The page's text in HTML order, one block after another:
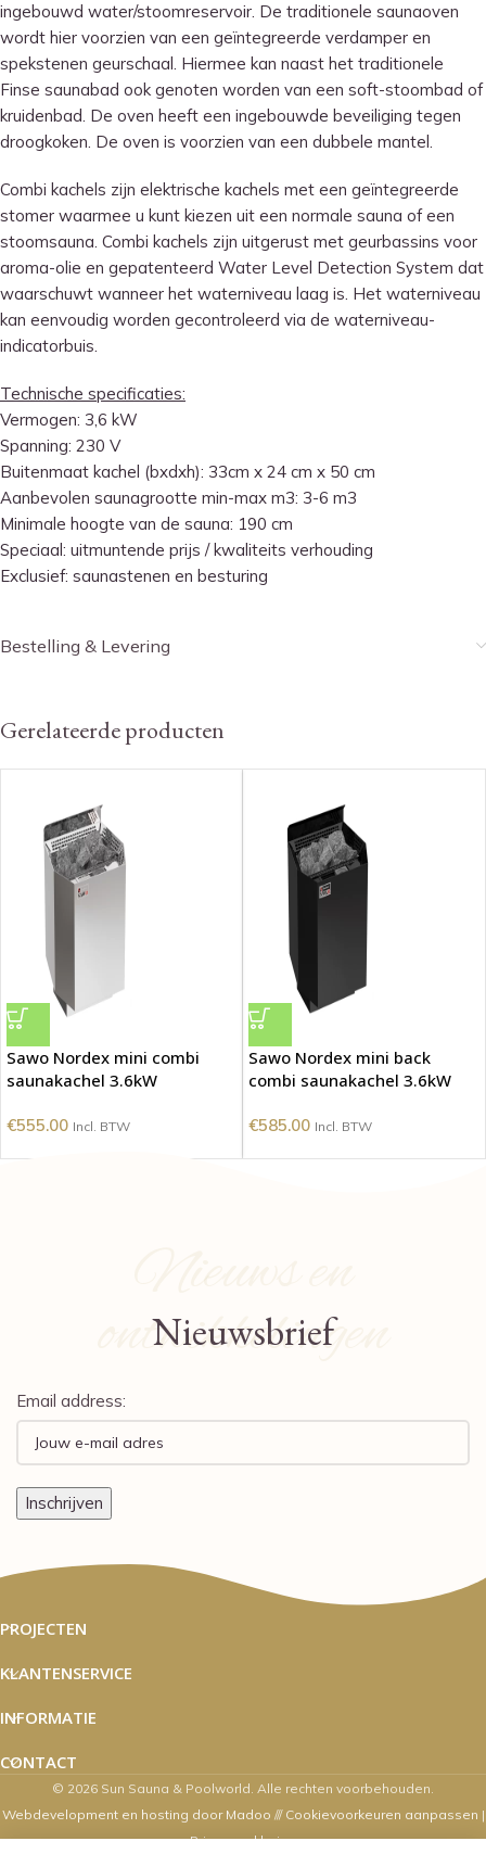
ingebouwd water/stoomreservoir. De traditionele saunaoven
wordt hier voorzien van een geïntegreerde verdamper en
spekstenen geurschaal. Hiermee kan naast het traditionele
Finse saunabad ook genoten worden van een soft-stoombad of
kruidenbad. De oven heeft een ingebouwde beveiliging tegen
droogkoken. De oven is voorzien van een dubbele mantel.
Combi kachels zijn elektrische kachels met een geïntegreerde
stomer waarmee u kunt kiezen uit een normale sauna of een
stoomsauna. Combi kachels zijn uitgerust met geurbassins voor
aroma-olie en gepatenteerd Water Level Detection System dat
waarschuwt wanneer het waterniveau laag is. Het waterniveau
kan eenvoudig worden gecontroleerd via de waterniveau-
indicatorbuis.
Technische specificaties:
Vermogen: 3,6 kW
Spanning: 230 V
Buitenmaat kachel (bxdxh): 33cm x 24 cm x 50 cm
Aanbevolen saunagrootte min-max m3: 3-6 m3
Minimale hoogte van de sauna: 190 cm
Speciaal: uitmuntende prijs / kwaliteits verhouding
Exclusief: saunastenen en besturing
Bestelling & Levering
Gerelateerde producten
Sawo Nordex mini combi
saunakachel 3.6kW
€555.00 Incl. BTW
Sawo Nordex mini back
combi saunakachel 3.6kW
€585.00 Incl. BTW
Nieuws en
ontwikkelingen
Nieuwsbrief
Email address:
PROJECTEN
KLANTENSERVICE
INFORMATIE
CONTACT
© 2026 Sun Sauna & Poolworld. Alle rechten voorbehouden.
Webdevelopment en hosting door Madoo /// Cookievoorkeuren aanpassen |
Privacyverklaring